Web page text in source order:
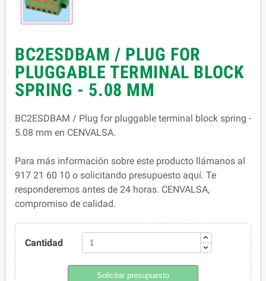
BC2ESDBAM / PLUG FOR
PLUGGABLE TERMINAL BLOCK
SPRING - 5.08 MM
BC2ESDBAM / Plug for pluggable terminal block spring -
5.08 mm en CENVALSA.
Para más información sobre este producto llámanos al
917 21 60 10 o solicitando presupuesto aquí. Te
responderemos antes de 24 horas. CENVALSA,
compromiso de calidad.
Cantidad
Solicitar presupuesto